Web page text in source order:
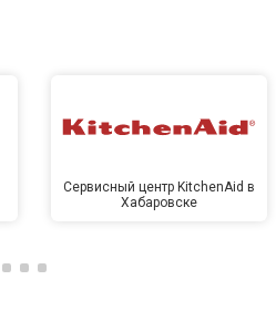
Сервисный центр KitchenAid в
Хабаровске